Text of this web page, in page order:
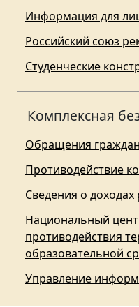
Информация для
Российский союз
Студенческие
Комплексная
Обращения граждан
Противодействие
Сведения о
Национальный
противодействия
образовательной
Управление